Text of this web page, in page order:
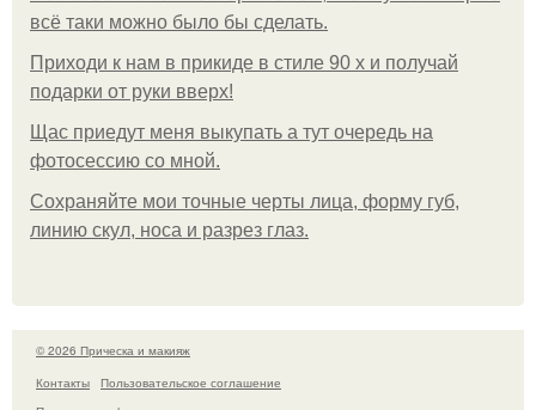
всё таки можно было бы сделать.
Приходи к нам в прикиде в стиле 90 х и получай
подарки от руки вверх!
Щас приедут меня выкупать а тут очередь на
фотосессию со мной.
Сохраняйте мои точные черты лица, форму губ,
линию скул, носа и разрез глаз.
© 2026 Прическа и макияж
Контакты
Пользовательское соглашение